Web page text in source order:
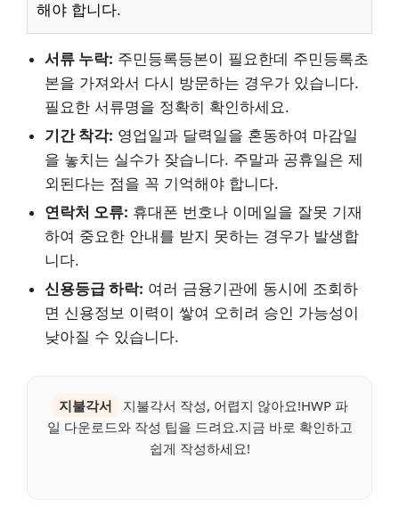
해야 합니다.
서류 누락: 주민등록등본이 필요한데 주민등록초
본을 가져와서 다시 방문하는 경우가 있습니다.
필요한 서류명을 정확히 확인하세요.
기간 착각: 영업일과 달력일을 혼동하여 마감일
을 놓치는 실수가 잦습니다. 주말과 공휴일은 제
외된다는 점을 꼭 기억해야 합니다.
연락처 오류: 휴대폰 번호나 이메일을 잘못 기재
하여 중요한 안내를 받지 못하는 경우가 발생합
니다.
신용등급 하락: 여러 금융기관에 동시에 조회하
면 신용정보 이력이 쌓여 오히려 승인 가능성이
낮아질 수 있습니다.
지불각서
지불각서 작성, 어렵지 않아요!HWP 파
일 다운로드와 작성 팁을 드려요.지금 바로 확인하고
쉽게 작성하세요!